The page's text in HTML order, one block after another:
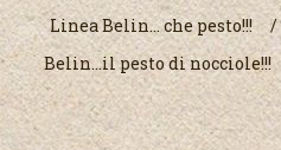
Linea Belin... che pesto!!!
/
Belin...il pesto di nocciole!!!